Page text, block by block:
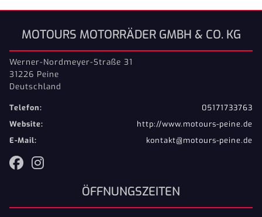
MOTOURS MOTORRÄDER GMBH & CO. KG
Werner-Nordmeyer-Straße 31
31226 Peine
Deutschland
Telefon:
05171733763
Website:
http://www.motours-peine.de
E-Mail:
kontakt@motours-peine.de
ÖFFNUNGSZEITEN